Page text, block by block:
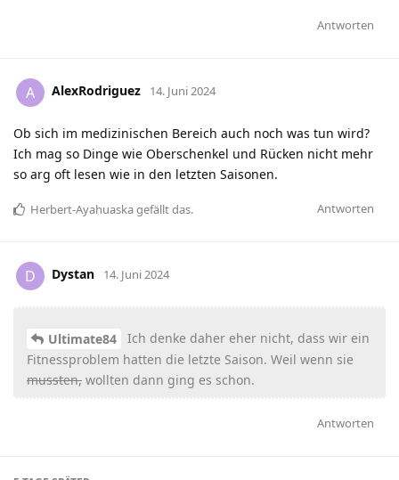
Antworten
A AlexRodriguez 14. Juni 2024
Ob sich im medizinischen Bereich auch noch was tun wird?
Ich mag so Dinge wie Oberschenkel und Rücken nicht mehr
so arg oft lesen wie in den letzten Saisonen.
Antworten
Herbert-Ayahuaskagefällt das.
D Dystan 14. Juni 2024
Ultimate84
Ich denke daher eher nicht, dass wir ein
Fitnessproblem hatten die letzte Saison. Weil wenn sie
mussten, wollten dann ging es schon.
Antworten